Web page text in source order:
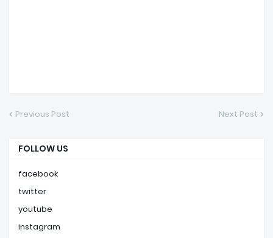
Previous Post Next Post
FOLLOW US
facebook
twitter
youtube
instagram